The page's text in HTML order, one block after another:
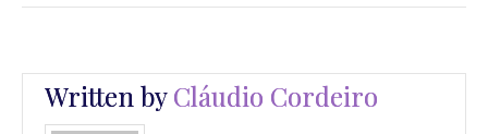
Written byCláudio Cordeiro